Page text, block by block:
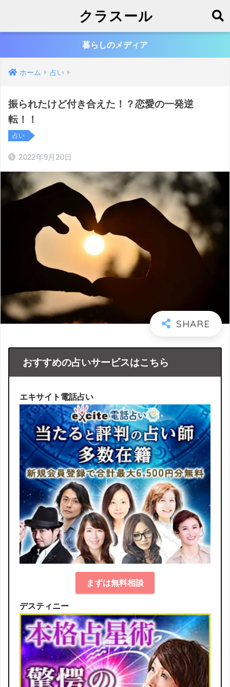
クラスール
暮らしのメディア
ホーム 占い
振られたけど付き合えた！？恋愛の一発逆
転！！
占い
2022年9月20日
おすすめの占いサービスはこちら
エキサイト電話占い
まずは無料相談
デスティニー